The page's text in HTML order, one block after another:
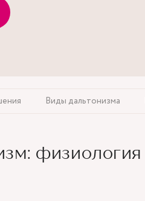
Виды дальтонизма
физиология